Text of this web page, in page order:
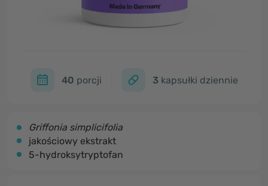
40 porcji 3kapsułki dziennie
Griffonia simplicifolia
jakościowy ekstrakt
5-hydroksytryptofan